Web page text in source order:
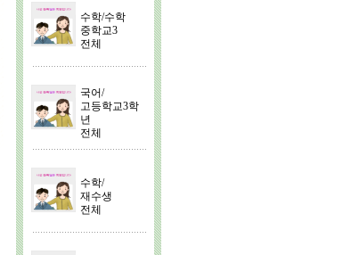
수학/수학
중학교3
전체
국어/
고등학교3학
년
전체
수학/
재수생
전체